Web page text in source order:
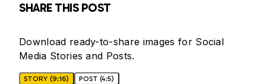
SHARE THIS POST
Download ready-to-share images for Social
Media Stories and Posts.
STORY (9:16) POST (4:5)